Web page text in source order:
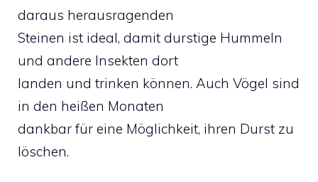
daraus herausragenden
Steinen ist ideal, damit durstige Hummeln
und andere Insekten dort
landen und trinken können. Auch Vögel sind
in den heißen Monaten
dankbar für eine Möglichkeit, ihren Durst zu
löschen.